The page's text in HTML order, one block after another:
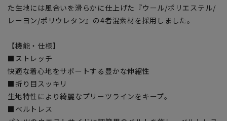
た生地には風合いを滑らかに仕上げた『ウール/ポリエステル/
レーヨン/ポリウレタン』の4者混素材を採用しました。
【機能・仕様】
■ストレッチ
快適な着心地をサポートする豊かな伸縮性
■折り目スッキリ
生地特性により綺麗なプリーツラインをキープ。
■ベルトレス